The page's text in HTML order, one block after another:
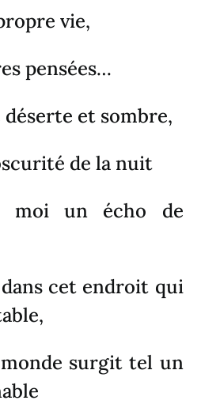
vie,
pensées…
et sombre,
de la nuit
moi un écho de
cet endroit qui
surgit tel un